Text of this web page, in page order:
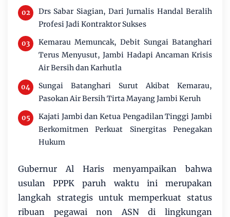
Drs Sabar Siagian, Dari Jurnalis Handal Beralih
Profesi Jadi Kontraktor Sukses
Kemarau Memuncak, Debit Sungai Batanghari
Terus Menyusut, Jambi Hadapi Ancaman Krisis
Air Bersih dan Karhutla
Sungai Batanghari Surut Akibat Kemarau,
Pasokan Air Bersih Tirta Mayang Jambi Keruh
Kajati Jambi dan Ketua Pengadilan Tinggi Jambi
Berkomitmen Perkuat Sinergitas Penegakan
Hukum
Gubernur Al Haris menyampaikan bahwa
usulan PPPK paruh waktu ini merupakan
langkah strategis untuk memperkuat status
ribuan pegawai non ASN di lingkungan